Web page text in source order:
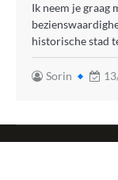
Ik neem je graag
historische stad
Sorin